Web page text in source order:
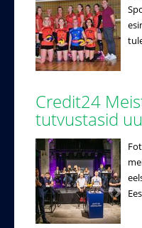
Credit24
tutvustasid